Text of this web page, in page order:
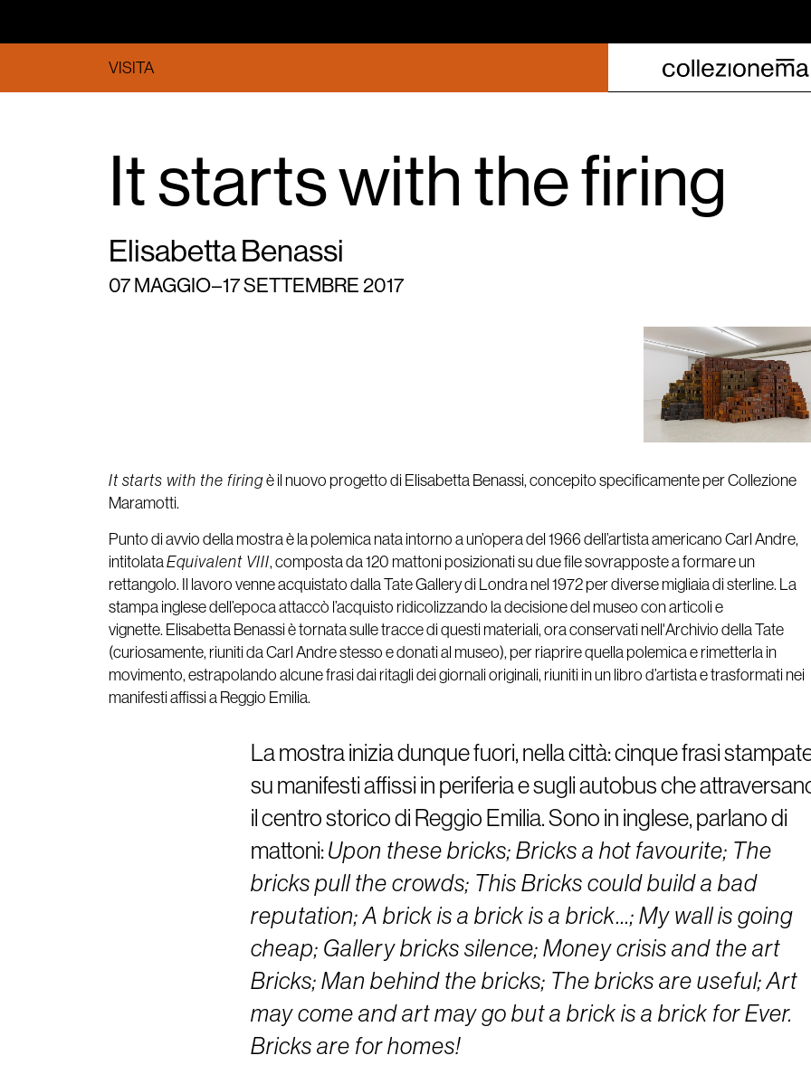
VISITA
It starts with the firing
Elisabetta Benassi
07 MAGGIO – 17 SETTEMBRE 2017
It starts with the firingè il nuovo progetto di Elisabetta Benassi, concepito specificamente per Collezione
Maramotti.
Punto di avvio della mostra è la polemica nata intorno a un’opera del 1966 dell’artista americano Carl Andre,
intitolata Equivalent VIII, composta da 120 mattoni posizionati su due file sovrapposte a formare un
rettangolo. Il lavoro venne acquistato dalla Tate Gallery di Londra nel 1972 per diverse migliaia di sterline. La
stampa inglese dell’epoca attaccò l’acquisto ridicolizzando la decisione del museo con articoli e
vignette. Elisabetta Benassi è tornata sulle tracce di questi materiali, ora conservati nell'Archivio della Tate
(curiosamente, riuniti da Carl Andre stesso e donati al museo), per riaprire quella polemica e rimetterla in
movimento, estrapolando alcune frasi dai ritagli dei giornali originali, riuniti in un libro d’artista e trasformati nei
manifesti affissi a Reggio Emilia.
La mostra inizia dunque fuori, nella città: cinque frasi
su manifesti affissi in periferia e sugli autobus che
il centro storico di Reggio Emilia. Sono in inglese, parlano di
mattoni:Upon these bricks; Bricks a hot favourite; The
bricks pull the crowds; This Bricks could build a bad
reputation; A brick is a brick is a brick...; My wall is going
cheap; Gallery bricks silence; Money crisis and the art
Bricks; Man behind the bricks; The bricks are useful; Art
may come and art may go but a brick is a brick for Ever.
Bricks are for homes!